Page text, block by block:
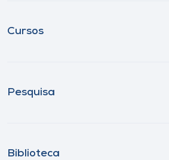
Cursos
Pesquisa
Biblioteca